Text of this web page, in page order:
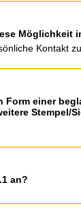
Möglichkeit
Kontakt
Form einer
Stempel/
an?